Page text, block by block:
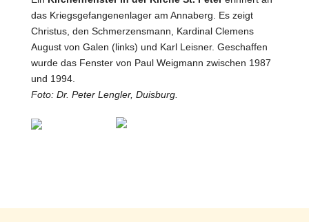
das Kriegsgefangenenlager am Annaberg. Es zeigt
Christus, den Schmerzensmann, Kardinal Clemens
August von Galen (links) und Karl Leisner. Geschaffen
wurde das Fenster von Paul Weigmann zwischen 1987
und 1994.
Foto: Dr. Peter Lengler, Duisburg.